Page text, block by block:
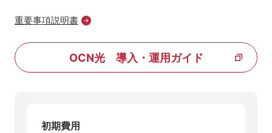
重要事項説明書
OCN光 導入・運用ガイド
初期費用